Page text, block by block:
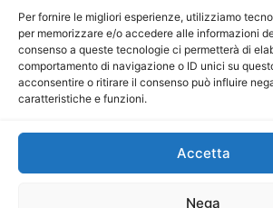
Per fornire le migliori esperienze, utilizziamo
per memorizzare e/o accedere alle informazioni
consenso a queste tecnologie ci permetterà di
comportamento di navigazione o ID unici su
acconsentire o ritirare il consenso può influire
caratteristiche e funzioni.
Accetta
Nega
Direttore Editoriale: Maurizio
Direttore Responsabile: Maria
P.IVA: 06334930820
Mercurio Comunicazione Società
iscritta al Registro degli Operatori di